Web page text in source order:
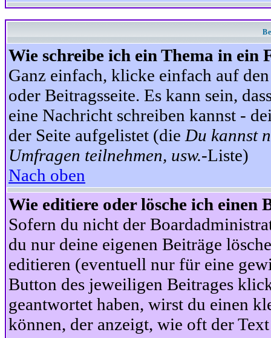
Wie schreibe ich ein Thema in ein
Ganz einfach, klicke einfach auf
oder Beitragsseite. Es kann sein,
eine Nachricht schreiben kannst -
der Seite aufgelistet (die Du kannst
Umfragen teilnehmen, usw.-Liste)
Nach oben
Wie editiere oder lösche ich einen
Sofern du nicht der
du nur deine eigenen Beiträge
editieren (eventuell nur für eine
Button des jeweiligen Beitrages
geantwortet haben, wirst du einen
können, der anzeigt, wie oft der